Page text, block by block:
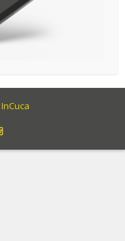
InCuca